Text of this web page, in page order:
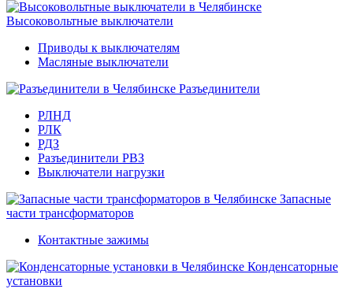
Высоковольтные выключатели
Приводы к выключателям
Масляные выключатели
Разъединители
РЛНД
РЛК
РДЗ
Разъединители РВЗ
Выключатели нагрузки
Запасные
части трансформаторов
Контактные зажимы
Конденсаторные
установки